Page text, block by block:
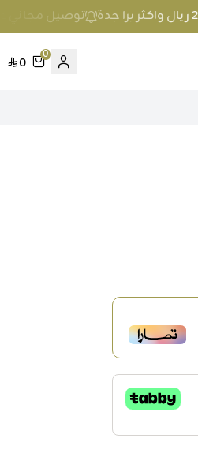
توصيل مجاني عند الطلب بمبلغ 100 ريال
0
0